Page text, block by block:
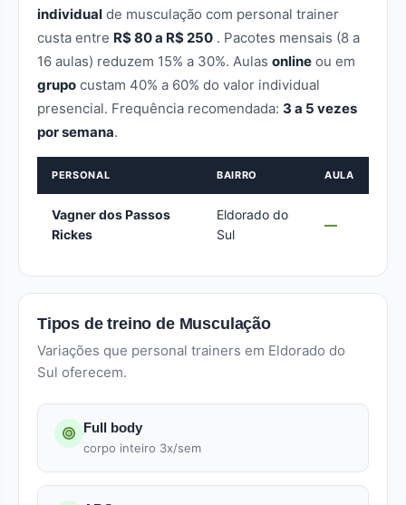
individual de musculação com personal trainer
custa entre R$ 80 a R$ 250 . Pacotes mensais (8 a
16 aulas) reduzem 15% a 30%. Aulas online ou em
grupo custam 40% a 60% do valor individual
presencial. Frequência recomendada: 3 a 5 vezes
por semana.
PERSONAL BAIRRO AULA
Vagner dos Passos
Rickes
Eldorado do
Sul
—
Tipos de treino de Musculação
Variações que personal trainers em Eldorado do
Sul oferecem.
Full body
corpo inteiro 3x/sem